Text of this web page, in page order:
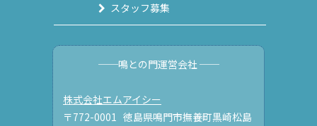
スタッフ募集
──鳴との門運営会社 ──
株式会社エムアイシー
〒772-0001 徳島県鳴門市撫養町黒崎松島